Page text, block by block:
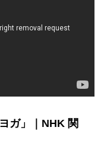
ガ」｜NHK 関